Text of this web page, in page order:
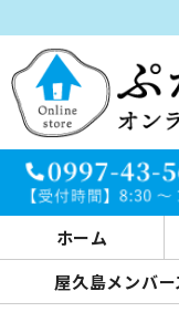
ホーム
屋久島メンバー